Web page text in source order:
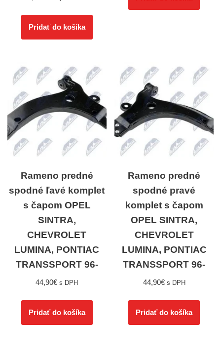
Pridať do košíka
Rameno predné
spodné ľavé komplet
s čapom OPEL
SINTRA,
CHEVROLET
LUMINA, PONTIAC
TRANSSPORT 96-
44,90€ s DPH
Pridať do košíka
Rameno predné
spodné pravé
komplet s čapom
OPEL SINTRA,
CHEVROLET
LUMINA, PONTIAC
TRANSSPORT 96-
44,90€ s DPH
Pridať do košíka